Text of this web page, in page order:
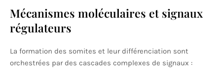
Mécanismes moléculaires et signaux
régulateurs
La formation des somites et leur différenciation sont
orchestrées par des cascades complexes de signaux :